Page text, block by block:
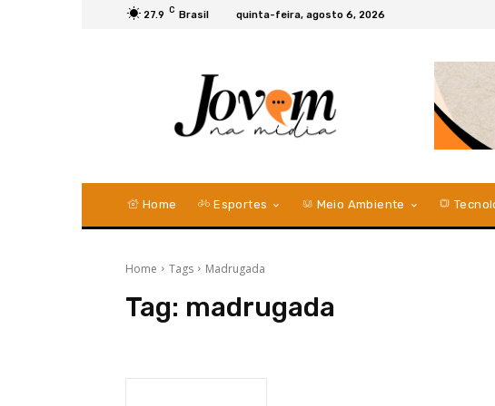
27.9 C Brasil quinta-feira, agosto 6, 2026
Home Esportes Meio Ambiente
Home Tags Madrugada
Tag: madrugada